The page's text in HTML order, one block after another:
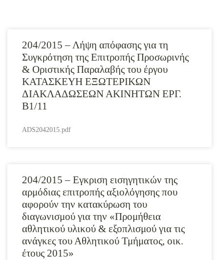
204/2015 – Λήψη απόφασης για τη
Συγκρότηση της Επιτροπής Προσωρινής
& Οριστικής Παραλαβής του έργου
ΚΑΤΑΣΚΕΥΗ ΕΞΩΤΕΡΙΚΩΝ
ΔΙΑΚΛΑΔΩΣΕΩΝ ΑΚΙΝΗΤΩΝ ΕΡΓ.
Β1/11
ADS2042015.pdf
204/2015 – Εγκριση εισηγητικών της
αρμόδιας επιτροπής αξιολόγησης που
αφορούν την κατακύρωση του
διαγωνισμού για την «Προμήθεια
αθλητικού υλικού & εξοπλισμού για τις
ανάγκες του Αθλητικού Τμήματος, οικ.
έτους 2015»